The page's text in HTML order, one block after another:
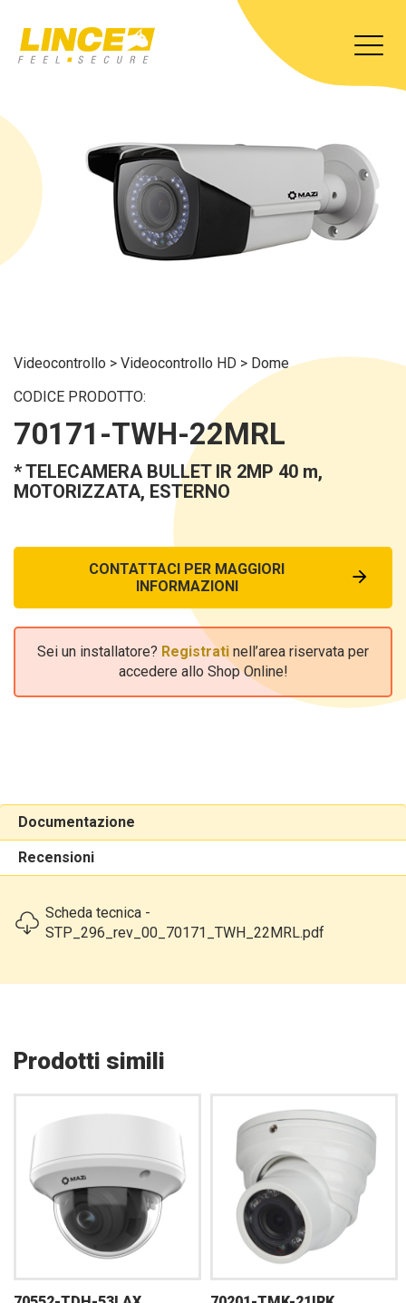
Videocontrollo > Videocontrollo HD > Dome
CODICE PRODOTTO:
70171-TWH-22MRL
* TELECAMERA BULLET IR 2MP 40 m,
MOTORIZZATA, ESTERNO
CONTATTACI PER MAGGIORI
INFORMAZIONI
Sei un installatore? Registrati nell’area riservata per
accedere allo Shop Online!
Documentazione
Recensioni
Scheda tecnica -
STP_296_rev_00_70171_TWH_22MRL.pdf
Prodotti simili